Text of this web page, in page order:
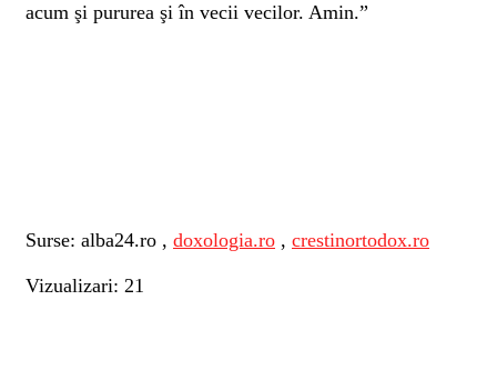
acum şi pururea şi în vecii vecilor. Amin.”
Surse: alba24.ro , doxologia.ro , crestinortodox.ro
Vizualizari: 21